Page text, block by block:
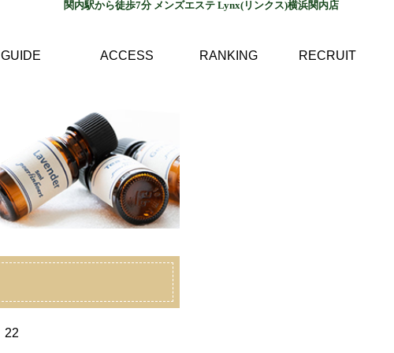
関内駅から徒歩7分 メンズエステ Lynx(リンクス)横浜関内店
GUIDE ACCESS RANKING RECRUIT
22